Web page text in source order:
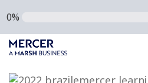
0%